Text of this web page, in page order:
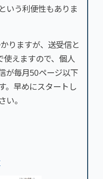
いう利便性もありま
りますが、送受信と
使えますので、個人
が毎月50ページ以下
。早めにスタートし
い。